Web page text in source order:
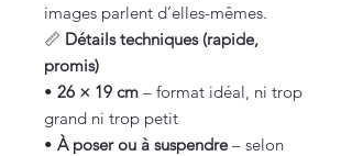
images parlent d’elles-mêmes.
📏 Détails techniques (rapide,
promis)
• 26 × 19 cm – format idéal, ni trop
grand ni trop petit
• À poser ou à suspendre– selon